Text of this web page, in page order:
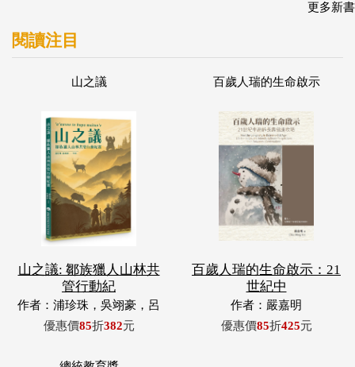
更多新書
閱讀注目
山之議
山之議: 鄒族獵人山林共
管行動紀
作者：浦珍珠，吳翊豪，呂
翊齊，張惠東，許玉青，王
優惠價85折382元
百歲人瑞的生命啟示
百歲人瑞的生命啟示：21
世紀中
作者：嚴嘉明
優惠價85折425元